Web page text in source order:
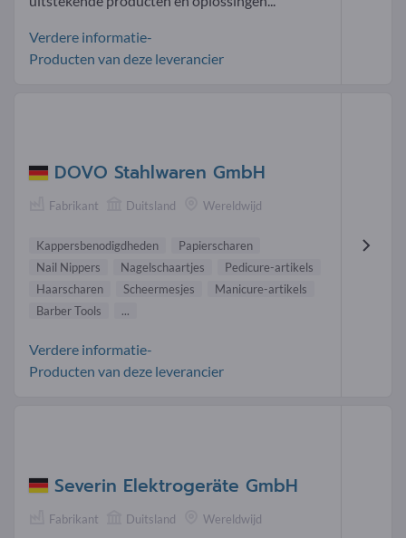
Verdere informatie-
Producten van deze leverancier
DOVO Stahlwaren GmbH
Fabrikant Duitsland Wereldwijd
Kappersbenodigdheden
Papierscharen
Nail Nippers
Nagelschaartjes
Pedicure-artikels
Haarscharen
Scheermesjes
Manicure-artikels
Barber Tools
...
Verdere informatie-
Producten van deze leverancier
Severin Elektrogeräte GmbH
Fabrikant Duitsland Wereldwijd